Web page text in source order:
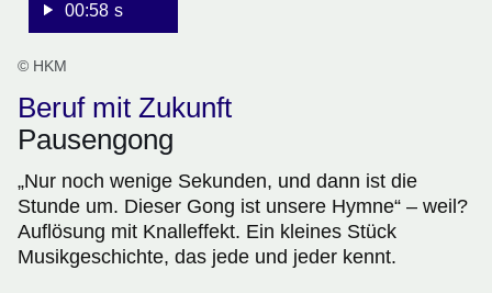
00:58 s
© HKM
Beruf mit Zukunft
Pausengong
„Nur noch wenige Sekunden, und dann ist die
Stunde um. Dieser Gong ist unsere Hymne“ – weil?
Auflösung mit Knalleffekt. Ein kleines Stück
Musikgeschichte, das jede und jeder kennt.